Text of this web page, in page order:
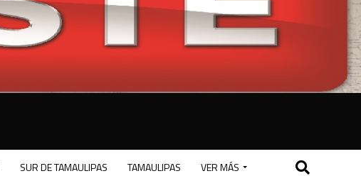
SUR DE TAMAULIPAS TAMAULIPAS VER MÁS